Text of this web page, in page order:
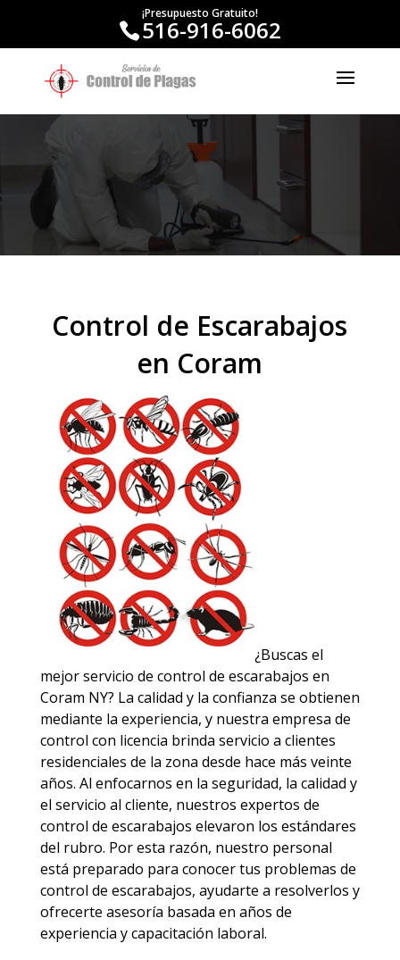
¡Presupuesto Gratuito!
516-916-6062
Control de Escarabajos
en Coram
¿Buscas el
mejor servicio de control de escarabajos en
Coram NY? La calidad y la confianza se obtienen
mediante la experiencia, y nuestra empresa de
control con licencia brinda servicio a clientes
residenciales de la zona desde hace más veinte
años. Al enfocarnos en la seguridad, la calidad y
el servicio al cliente, nuestros expertos de
control de escarabajos elevaron los estándares
del rubro. Por esta razón, nuestro personal
está preparado para conocer tus problemas de
control de escarabajos, ayudarte a resolverlos y
ofrecerte asesoría basada en años de
experiencia y capacitación laboral.